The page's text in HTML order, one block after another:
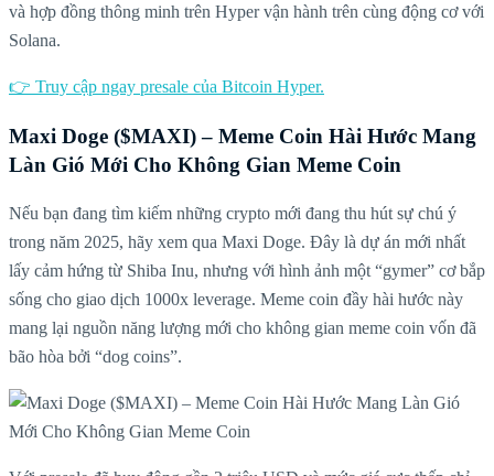
và hợp đồng thông minh trên Hyper vận hành trên cùng động cơ với
Solana.
👉 Truy cập ngay presale của Bitcoin Hyper.
Maxi Doge ($MAXI) – Meme Coin Hài Hước Mang
Làn Gió Mới Cho Không Gian Meme Coin
Nếu bạn đang tìm kiếm những crypto mới đang thu hút sự chú ý
trong năm 2025, hãy xem qua Maxi Doge. Đây là dự án mới nhất
lấy cảm hứng từ Shiba Inu, nhưng với hình ảnh một “gymer” cơ bắp
sống cho giao dịch 1000x leverage. Meme coin đầy hài hước này
mang lại nguồn năng lượng mới cho không gian meme coin vốn đã
bão hòa bởi “dog coins”.